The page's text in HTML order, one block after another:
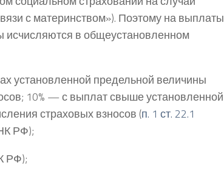
с материнством»). Поэтому на выплаты
исчисляются в общеустановленном
установленной предельной величины
10% — с выплат свыше установленной
страховых взносов (п. 1 ст. 22.1
РФ);
РФ);